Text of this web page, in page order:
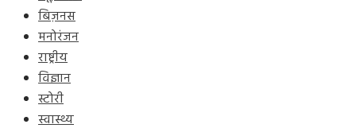
बिज़नस
मनोरंजन
राष्ट्रीय
विज्ञान
स्टोरी
स्वास्थ्य